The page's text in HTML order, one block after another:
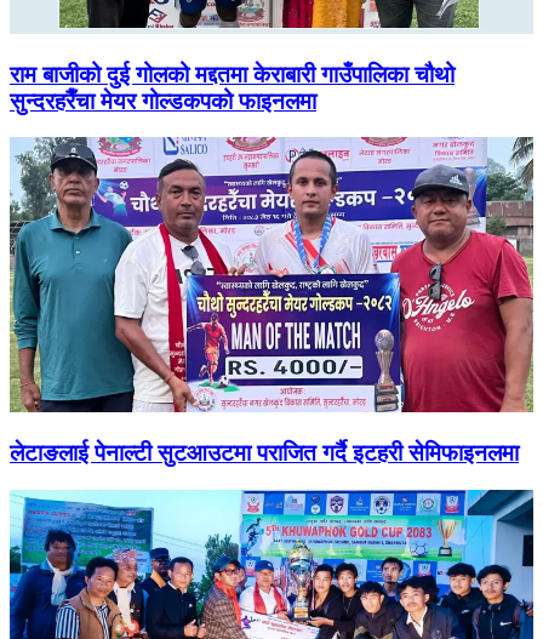
राम बाजीको दुई गोलको मद्दतमा केराबारी गाउँपालिका चौथो
सुन्दरहरैँचा मेयर गोल्डकपको फाइनलमा
लेटाङलाई पेनाल्टी सुटआउटमा पराजित गर्दै इटहरी सेमिफाइनलमा